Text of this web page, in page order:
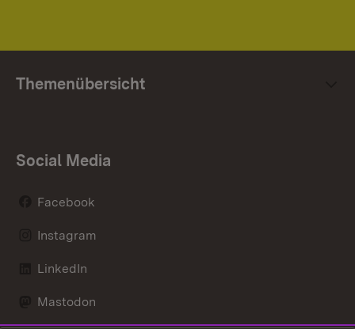
Themenübersicht
Social Media
Facebook
Instagram
LinkedIn
Mastodon